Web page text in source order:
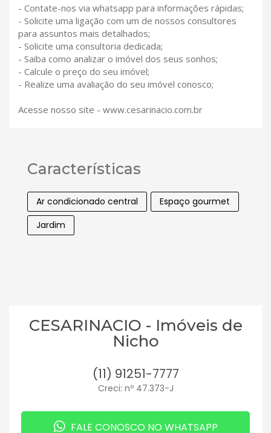
- Contate-nos via whatsapp para informações rápidas;
- Solicite uma ligação com um de nossos consultores
para assuntos mais detalhados;
- Solicite uma consultoria dedicada;
- Saiba como analizar o imóvel dos seus sonhos;
- Calcule o preço do seu imóvel;
- Realize uma avaliação do seu imóvel conosco;
Acesse nosso site - www.cesarinacio.com.br
Características
Ar condicionado central
Espaço gourmet
Jardim
CESARINACIO - Imóveis de
Nicho
(11) 91251-7777
Creci: nº 47.373-J
FALE CONOSCO NO WHATSAPP